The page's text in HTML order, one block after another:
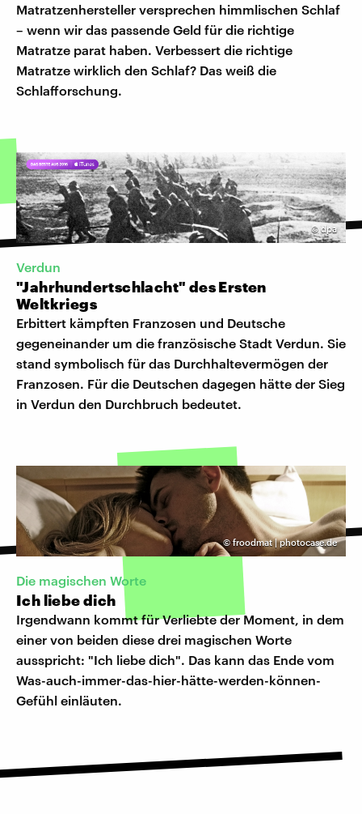
Matratzenhersteller versprechen himmlischen Schlaf
– wenn wir das passende Geld für die richtige
Matratze parat haben. Verbessert die richtige
Matratze wirklich den Schlaf? Das weiß die
Schlafforschung.
© dpa
Verdun
"Jahrhundertschlacht" des Ersten
Weltkriegs
Erbittert kämpften Franzosen und Deutsche
gegeneinander um die französische Stadt Verdun. Sie
stand symbolisch für das Durchhaltevermögen der
Franzosen. Für die Deutschen dagegen hätte der Sieg
in Verdun den Durchbruch bedeutet.
©froodmat | photocase.de
Die magischen Worte
Ich liebe dich
Irgendwann kommt für Verliebte der Moment, in dem
einer von beiden diese drei magischen Worte
ausspricht: "Ich liebe dich". Das kann das Ende vom
Was-auch-immer-das-hier-hätte-werden-können-
Gefühl einläuten.